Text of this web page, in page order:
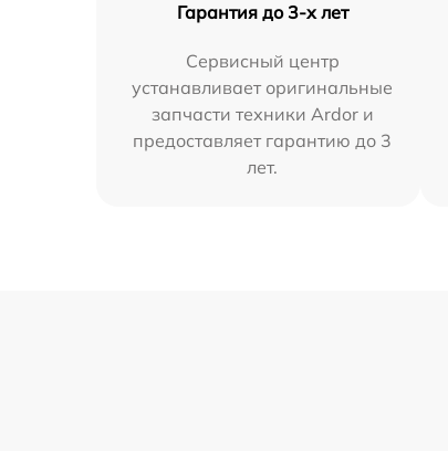
Гарантия до 3-х лет
Сервисный центр
устанавливает оригинальные
запчасти техники Ardor и
предоставляет гарантию до 3
лет.